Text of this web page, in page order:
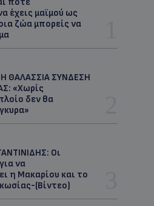
έχεις μαϊμού ως
ζώα μπορείς να
Η ΘΑΛΑΣΣΙΑ ΣΥΝΔΕΣΗ
«Χωρίς
δεν θα
Οι
να
η Μακαρίου και το
(Βίντεο)